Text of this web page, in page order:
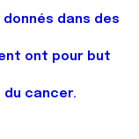
dans des
ont pour but
cancer.